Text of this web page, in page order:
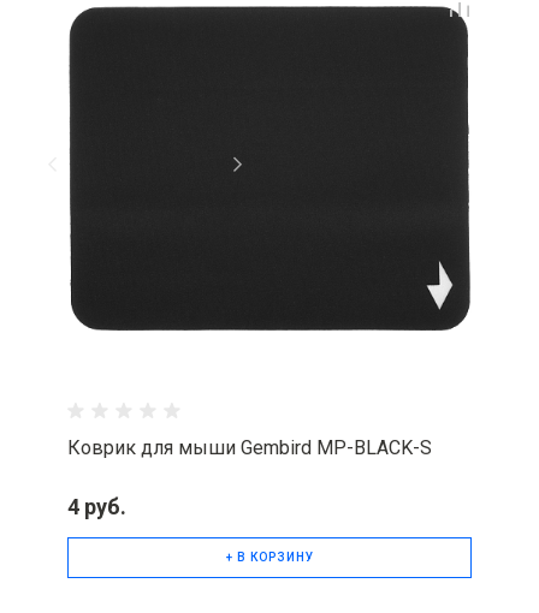
Коврик для мыши Gembird MP-BLACK-S
4 руб.
+ В КОРЗИНУ